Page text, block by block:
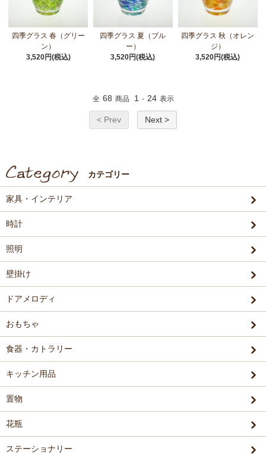
四季グラス 春（グリー
ン）
3,520円(税込)
四季グラス 夏（ブル
ー）
3,520円(税込)
四季グラス 秋（オレン
ジ）
3,520円(税込)
全 68 商品 1 - 24 表示
< Prev Next >
カテゴリー
家具・インテリア
時計
照明
壁掛け
ドアメロディ
おもちゃ
食器・カトラリー
キッチン用品
置物
花瓶
ステーショナリー